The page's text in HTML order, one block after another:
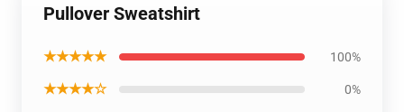
Pullover Sweatshirt
★★★★★ 100%
★★★★☆ 0%